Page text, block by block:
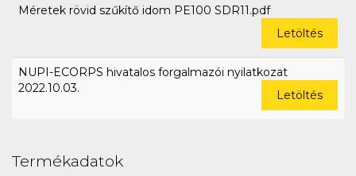
Méretek rövid szűkítő idom PE100 SDR11.pdf
Letöltés
NUPI-ECORPS hivatalos forgalmazói nyilatkozat
2022.10.03.
Letöltés
Termékadatok